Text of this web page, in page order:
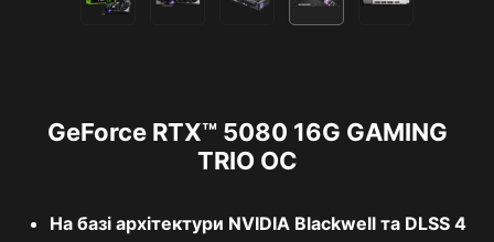
GeForce RTX™ 5080 16G GAMING
TRIO OC
На базі архітектури NVIDIA Blackwell та DLSS 4